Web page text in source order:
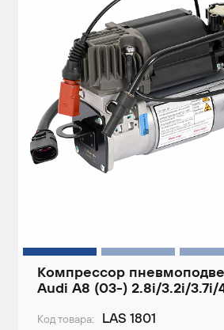
Компрессор
Audi A8 (03-) 2.8i/3.2i/3.7i/
Код товара: LAS 1801